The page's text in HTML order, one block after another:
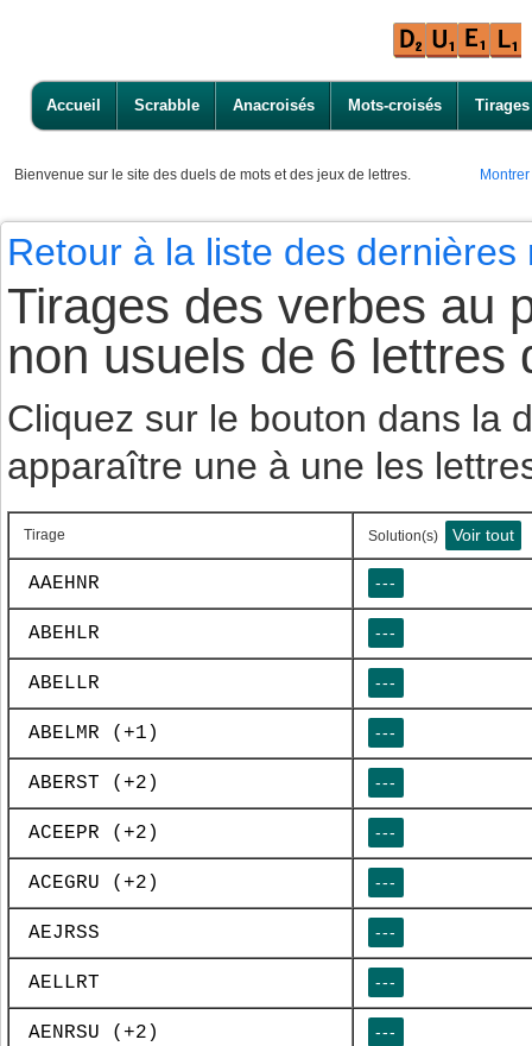
Accueil Scrabble Anacroisés Mots-croisés Tirages
Bienvenue sur le site des duels de mots et des jeux de lettres.
Retour à la liste des dernières
Tirages des verbes au
non usuels de 6 lettres
Cliquez sur le bouton dans la
apparaître une à une les
Tirage Solution(s) Voir tout
AAEHNR ---
ABEHLR ---
ABELLR ---
ABELMR (+1) ---
ABERST (+2) ---
ACEEPR (+2) ---
ACEGRU (+2) ---
AEJRSS ---
AELLRT ---
AENRSU (+2) ---